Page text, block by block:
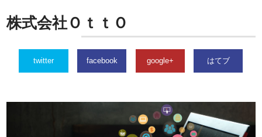
株式会社ＯｔｔＯ
twitter facebook google+ はてブ